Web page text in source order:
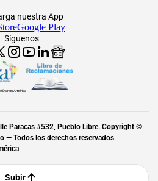
Síguenos
nuestra App
Google Play
Diarios América
Paracas #532, Pueblo Libre. Copyright ©
— Todos los derechos reservados
Subir